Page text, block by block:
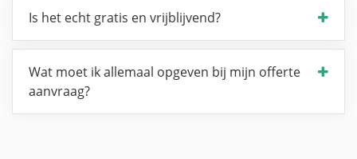
Is het echt gratis en vrijblijvend?
Wat moet ik allemaal opgeven bij mijn offerte
aanvraag?